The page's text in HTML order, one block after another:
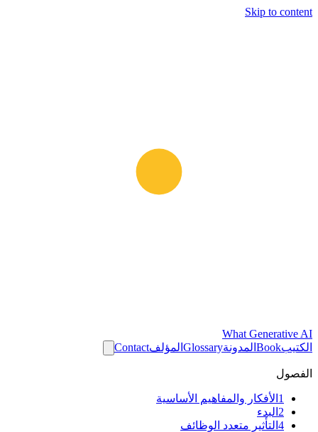
Skip to content
What Generative AI
الكتيبBook المدونةGlossary المؤلفContact
الفصول
1 الأفكار والمفاهيم الأساسية
2 البدء
4 التأثير متعدد الوظائف